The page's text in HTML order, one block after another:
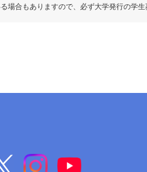
合もありますので、必ず大学発行の学生